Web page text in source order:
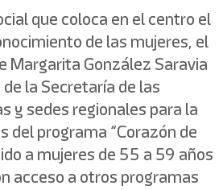
que coloca en el centro el
de las mujeres, el
Margarita González Saravia
la Secretaría de las
y sedes regionales para la
del programa “Corazón de
a mujeres de 55 a 59 años
acceso a otros programas